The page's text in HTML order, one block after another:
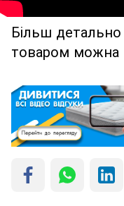
Більш
товаром можна